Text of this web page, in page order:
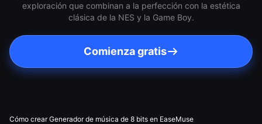
exploración que combinan a la perfección con la estética
clásica de la NES y la Game Boy.
Comienza gratis
Cómo crear Generador de música de 8 bits en EaseMuse